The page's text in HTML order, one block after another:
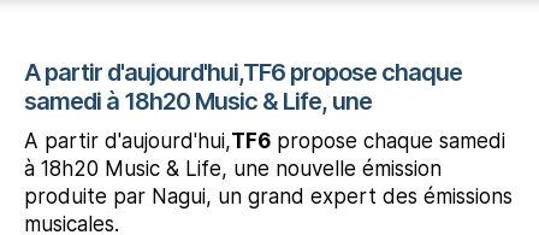
A partir d'aujourd'hui,TF6 propose chaque
samedi à 18h20 Music & Life, une
A partir d'aujourd'hui,TF6 propose chaque samedi
à 18h20 Music & Life, une nouvelle émission
produite par Nagui, un grand expert des émissions
musicales.